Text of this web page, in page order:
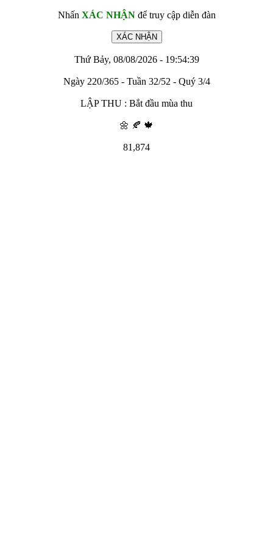
Nhấn XÁC NHẬNđể truy cập diễn đàn
Thứ Bảy, 08/08/2026 - 19:54:39
Ngày 220/365 - Tuần 32/52 - Quý 3/4
LẬP THU : Bắt đầu mùa thu
🌼 🍂 🍁
81,874